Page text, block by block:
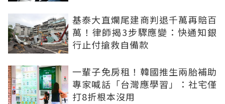
基泰大直爛尾建商判退千萬再賠百
萬！律師揭3步驟應變：快通知銀
行止付搶救自備款
一輩子免房租！韓國推生兩胎補助
專家喊話「台灣應學習」：社宅僅
打8折根本沒用